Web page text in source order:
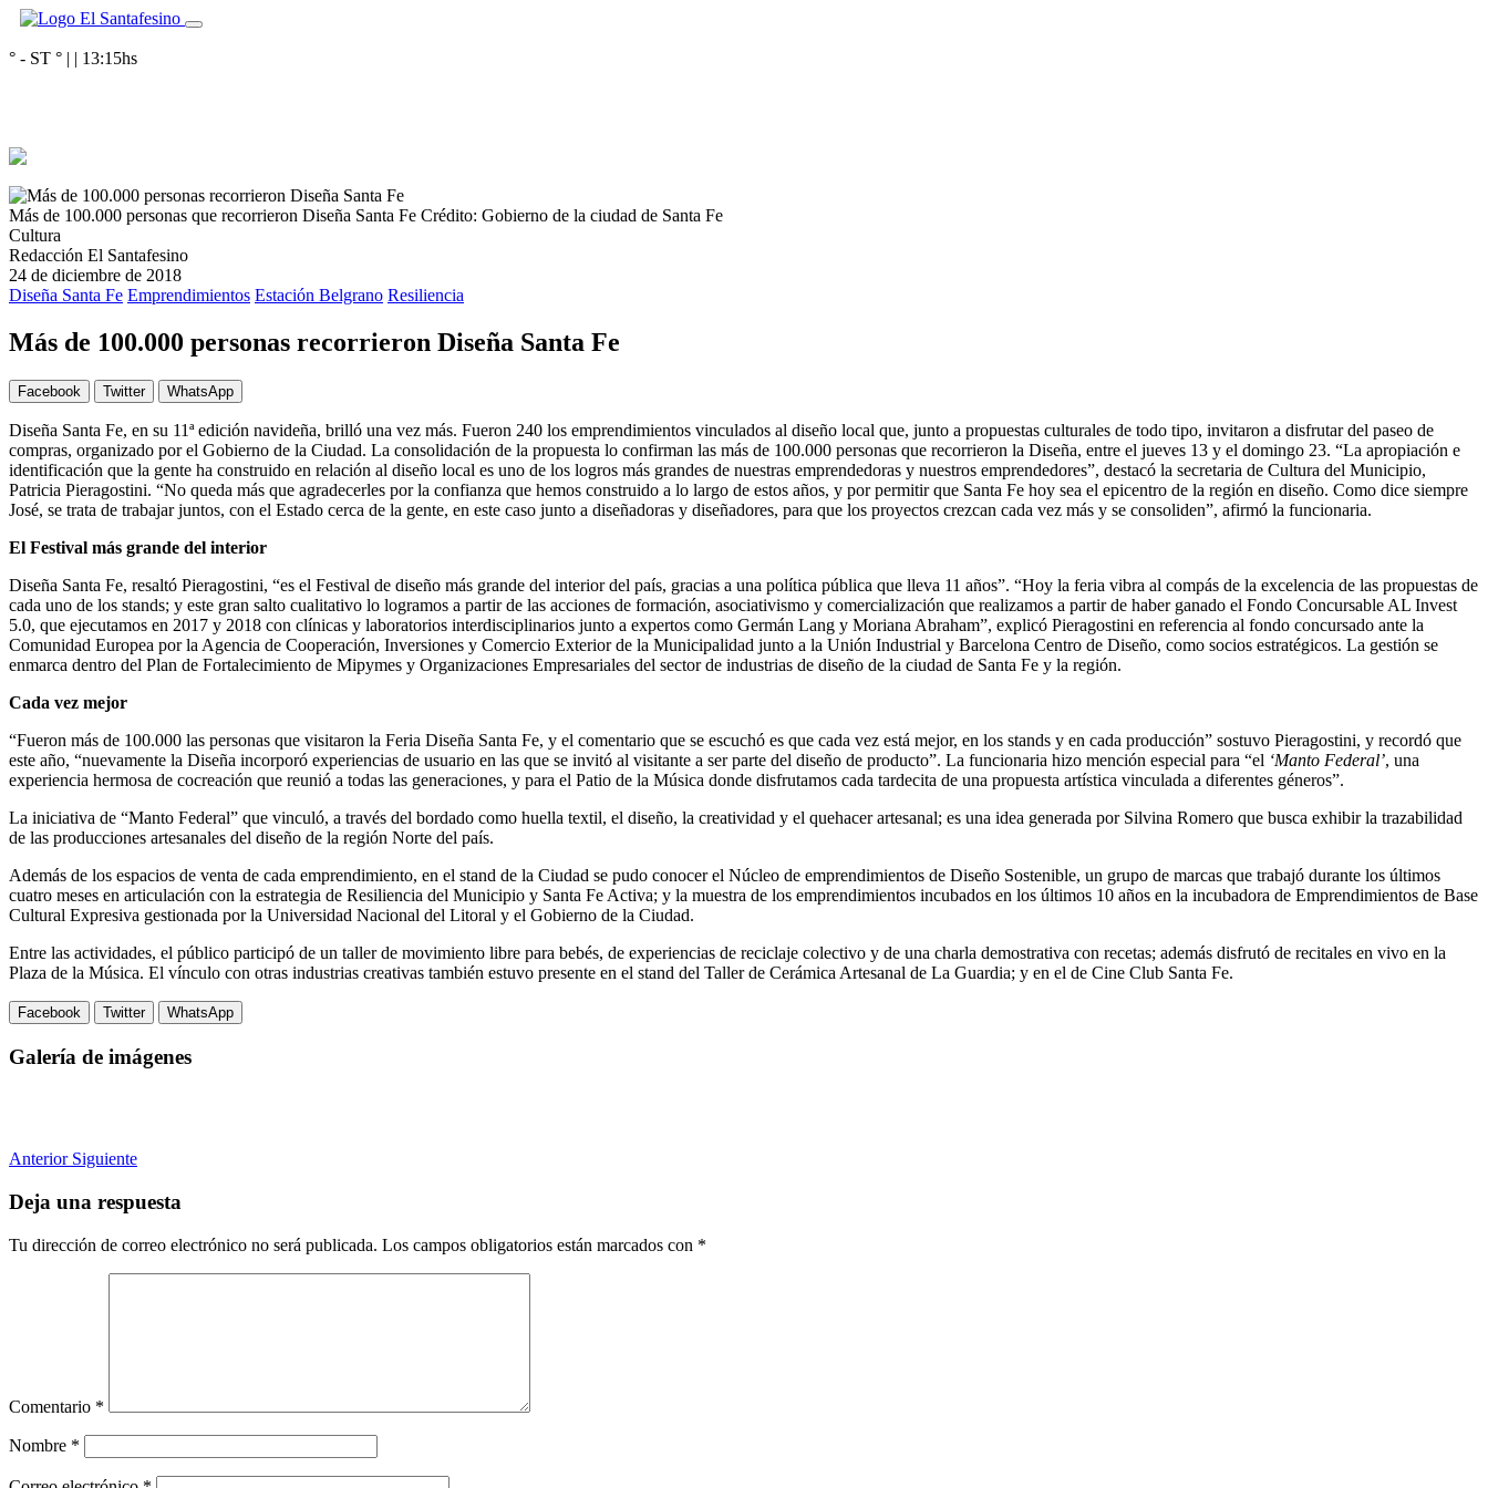
° - ST ° | | 13:15hs
Más de 100.000 personas que recorrieron Diseña Santa Fe Crédito: Gobierno de la ciudad de Santa Fe
Cultura
Redacción El Santafesino
24 de diciembre de 2018
Diseña Santa Fe Emprendimientos Estación Belgrano Resiliencia
Más de 100.000 personas recorrieron Diseña Santa Fe
Facebook Twitter WhatsApp
Diseña Santa Fe, en su 11ª edición navideña, brilló una vez más. Fueron 240 los emprendimientos vinculados al diseño local que, junto a propuestas culturales de todo tipo, invitaron a disfrutar del paseo de
compras, organizado por el Gobierno de la Ciudad. La consolidación de la propuesta lo confirman las más de 100.000 personas que recorrieron la Diseña, entre el jueves 13 y el domingo 23. “La apropiación e
identificación que la gente ha construido en relación al diseño local es uno de los logros más grandes de nuestras emprendedoras y nuestros emprendedores”, destacó la secretaria de Cultura del Municipio,
Patricia Pieragostini. “No queda más que agradecerles por la confianza que hemos construido a lo largo de estos años, y por permitir que Santa Fe hoy sea el epicentro de la región en diseño. Como dice siempre
José, se trata de trabajar juntos, con el Estado cerca de la gente, en este caso junto a diseñadoras y diseñadores, para que los proyectos crezcan cada vez más y se consoliden”, afirmó la funcionaria.
El Festival más grande del interior
Diseña Santa Fe, resaltó Pieragostini, “es el Festival de diseño más grande del interior del país, gracias a una política pública que lleva 11 años”. “Hoy la feria vibra al compás de la excelencia de las propuestas de
cada uno de los stands; y este gran salto cualitativo lo logramos a partir de las acciones de formación, asociativismo y comercialización que realizamos a partir de haber ganado el Fondo Concursable AL Invest
5.0, que ejecutamos en 2017 y 2018 con clínicas y laboratorios interdisciplinarios junto a expertos como Germán Lang y Moriana Abraham”, explicó Pieragostini en referencia al fondo concursado ante la
Comunidad Europea por la Agencia de Cooperación, Inversiones y Comercio Exterior de la Municipalidad junto a la Unión Industrial y Barcelona Centro de Diseño, como socios estratégicos. La gestión se
enmarca dentro del Plan de Fortalecimiento de Mipymes y Organizaciones Empresariales del sector de industrias de diseño de la ciudad de Santa Fe y la región.
Cada vez mejor
“Fueron más de 100.000 las personas que visitaron la Feria Diseña Santa Fe, y el comentario que se escuchó es que cada vez está mejor, en los stands y en cada producción” sostuvo Pieragostini, y recordó que
este año, “nuevamente la Diseña incorporó experiencias de usuario en las que se invitó al visitante a ser parte del diseño de producto”. La funcionaria hizo mención especial para “el ‘Manto Federal’, una
experiencia hermosa de cocreación que reunió a todas las generaciones, y para el Patio de la Música donde disfrutamos cada tardecita de una propuesta artística vinculada a diferentes géneros”.
La iniciativa de “Manto Federal” que vinculó, a través del bordado como huella textil, el diseño, la creatividad y el quehacer artesanal; es una idea generada por Silvina Romero que busca exhibir la trazabilidad
de las producciones artesanales del diseño de la región Norte del país.
Además de los espacios de venta de cada emprendimiento, en el stand de la Ciudad se pudo conocer el Núcleo de emprendimientos de Diseño Sostenible, un grupo de marcas que trabajó durante los últimos
cuatro meses en articulación con la estrategia de Resiliencia del Municipio y Santa Fe Activa; y la muestra de los emprendimientos incubados en los últimos 10 años en la incubadora de Emprendimientos de Base
Cultural Expresiva gestionada por la Universidad Nacional del Litoral y el Gobierno de la Ciudad.
Entre las actividades, el público participó de un taller de movimiento libre para bebés, de experiencias de reciclaje colectivo y de una charla demostrativa con recetas; además disfrutó de recitales en vivo en la
Plaza de la Música. El vínculo con otras industrias creativas también estuvo presente en el stand del Taller de Cerámica Artesanal de La Guardia; y en el de Cine Club Santa Fe.
Facebook Twitter WhatsApp
Galería de imágenes
Anterior Siguiente
Deja una respuesta
Tu dirección de correo electrónico no será publicada. Los campos obligatorios están marcados con *
Comentario *
Nombre *